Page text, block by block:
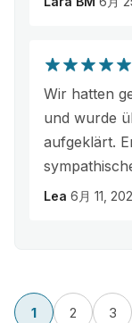
Wir hatten
und wurde
aufgeklärt.
Lea 6月 11,
1 2 3